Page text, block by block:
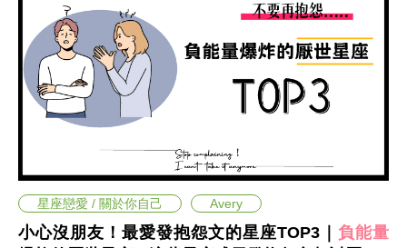
焦
點
韓
播
夯
劇
電
小心沒朋友！最愛發抱怨文的星座TOP3｜ 負能量
星座戀愛 / 關於你自己 Avery